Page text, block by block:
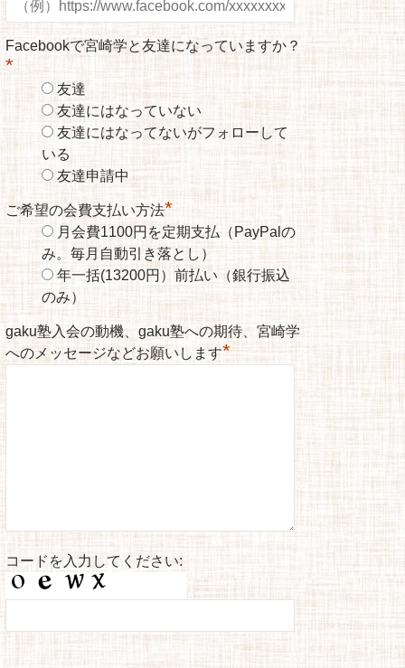
Facebookで宮崎学と友達になっていますか？
*
友達
友達にはなっていない
友達にはなってないがフォローして
いる
友達申請中
ご希望の会費支払い方法*
月会費1100円を定期支払（PayPalの
み。毎月自動引き落とし）
年一括(13200円）前払い（銀行振込
のみ）
gaku塾入会の動機、gaku塾への期待、宮崎学
へのメッセージなどお願いします*
コードを入力してください: